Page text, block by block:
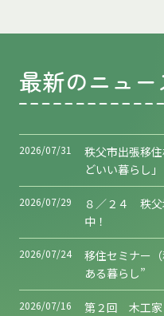
最新のニュー
2026/07/31
秩父市出張移
どいい暮らし」
2026/07/29
８／２４ 秩
中！
2026/07/24
移住セミナー
ある暮らし”
2026/07/16
第２回 木工家